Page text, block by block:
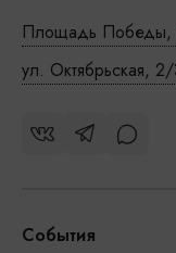
Площадь Победы,
ул. Октябрьская,
События